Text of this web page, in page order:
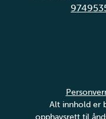
Alt innhold er
opphavsrett til